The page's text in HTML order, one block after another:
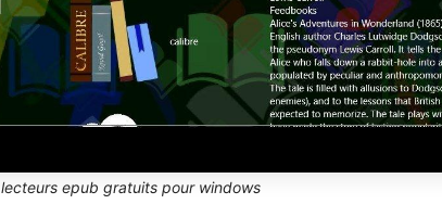
lecteurs epub gratuits pour windows